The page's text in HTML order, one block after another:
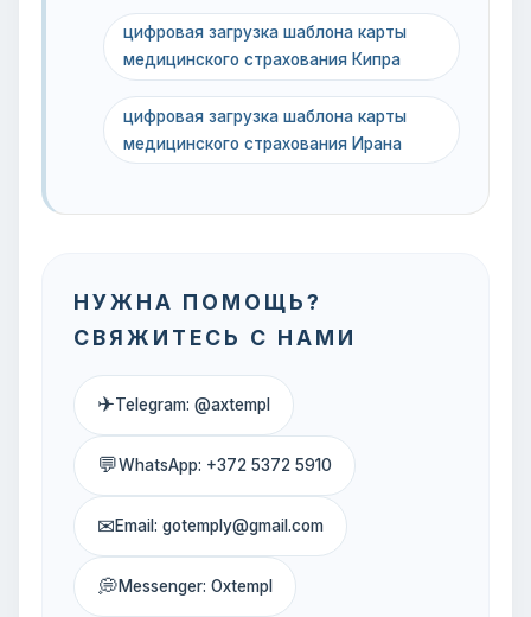
цифровая загрузка шаблона карты
медицинского страхования Кипра
цифровая загрузка шаблона карты
медицинского страхования Ирана
НУЖНА ПОМОЩЬ?
СВЯЖИТЕСЬ С НАМИ
✈Telegram: @axtempl
💬WhatsApp: +372 5372 5910
✉Email: gotemply@gmail.com
💭Messenger: Oxtempl